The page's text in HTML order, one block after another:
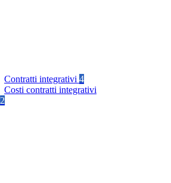
Contratti integrativi 4
Costi contratti integrativi
2